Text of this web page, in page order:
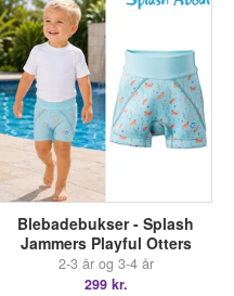
Blebadebukser - Splash
Jammers Playful Otters
2-3 år og 3-4 år
299 kr.